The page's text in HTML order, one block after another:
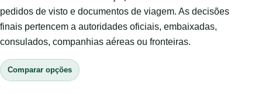
pedidos de visto e documentos de viagem. As decisões
finais pertencem a autoridades oficiais, embaixadas,
consulados, companhias aéreas ou fronteiras.
Comparar opções